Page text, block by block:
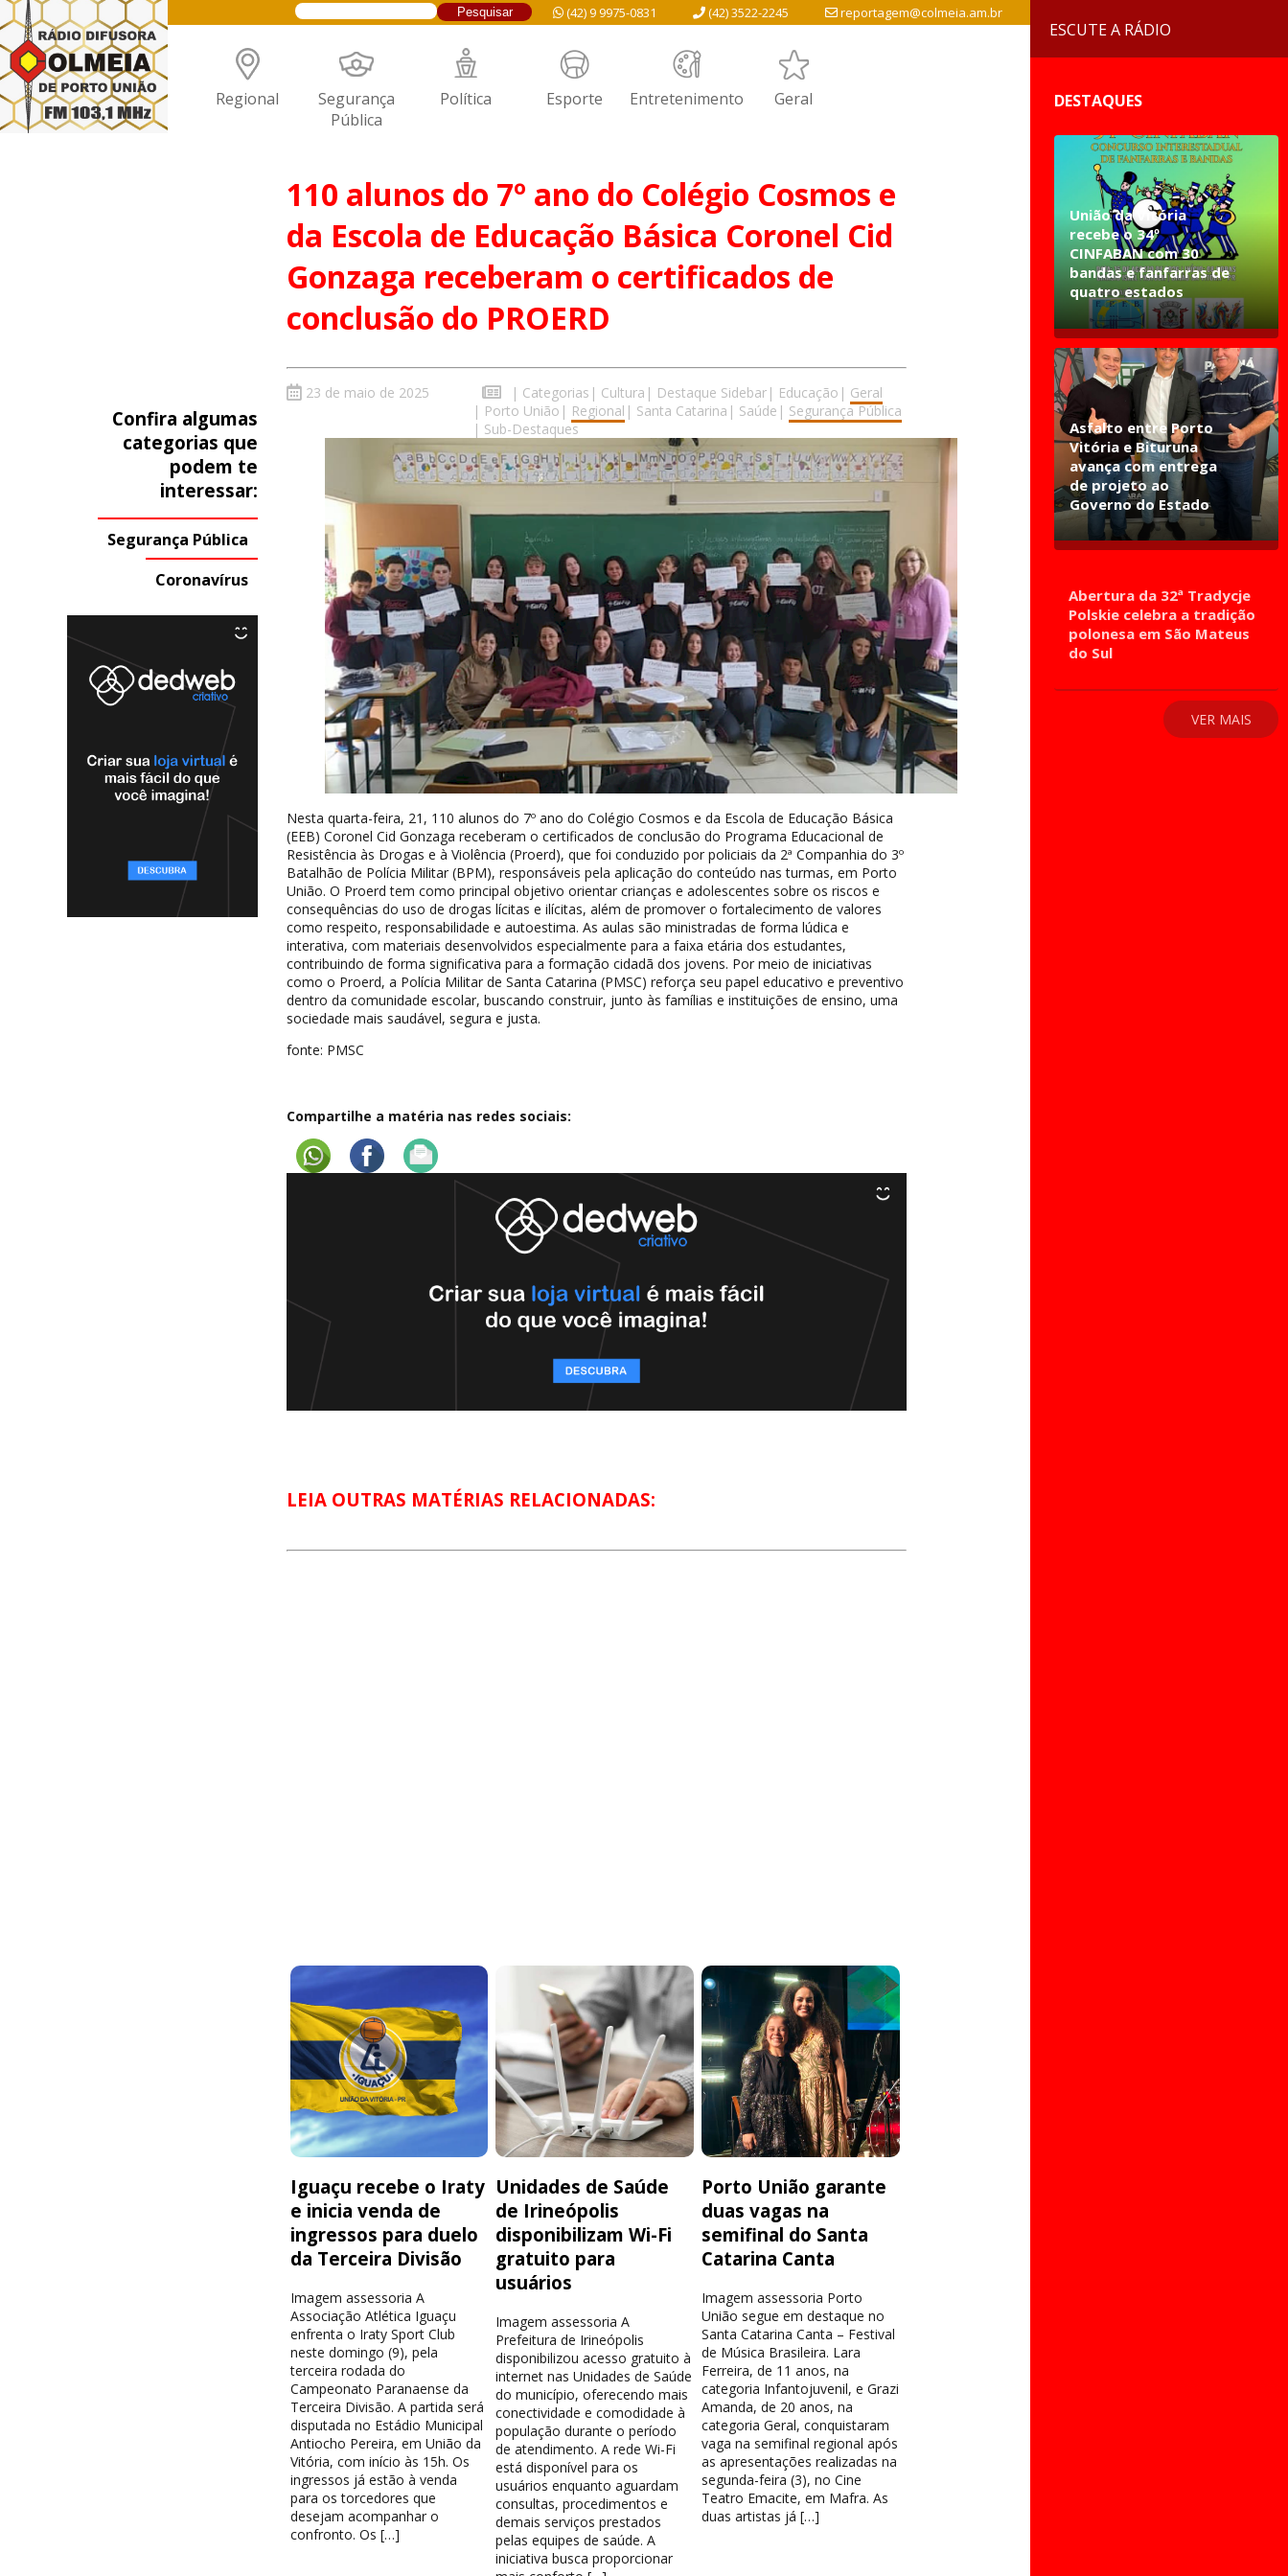
reportagem@colmeia.am.br
(42) 3522-2245
(42) 9 9975-0831
Regional Segurança
Pública
Política Esporte Entretenimento Geral
110 alunos do 7º ano do Colégio Cosmos e
da Escola de Educação Básica Coronel Cid
Gonzaga receberam o certificados de
conclusão do PROERD
Confira algumas
categorias que
podem te
interessar:
Segurança Pública
Coronavírus
23 de maio de 2025 | Categorias | Cultura | Destaque Sidebar| Educação | Geral
| Porto União | Regional | Santa Catarina | Saúde | Segurança Pública
| Sub-Destaques
Nesta quarta-feira, 21, 110 alunos do 7º ano do Colégio Cosmos e da Escola de Educação Básica
(EEB) Coronel Cid Gonzaga receberam o certificados de conclusão do Programa Educacional de
Resistência às Drogas e à Violência (Proerd), que foi conduzido por policiais da 2ª Companhia do 3º
Batalhão de Polícia Militar (BPM), responsáveis pela aplicação do conteúdo nas turmas, em Porto
União. O Proerd tem como principal objetivo orientar crianças e adolescentes sobre os riscos e
consequências do uso de drogas lícitas e ilícitas, além de promover o fortalecimento de valores
como respeito, responsabilidade e autoestima. As aulas são ministradas de forma lúdica e
interativa, com materiais desenvolvidos especialmente para a faixa etária dos estudantes,
contribuindo de forma significativa para a formação cidadã dos jovens. Por meio de iniciativas
como o Proerd, a Polícia Militar de Santa Catarina (PMSC) reforça seu papel educativo e preventivo
dentro da comunidade escolar, buscando construir, junto às famílias e instituições de ensino, uma
sociedade mais saudável, segura e justa.
fonte: PMSC
Compartilhe a matéria nas redes sociais:
LEIA OUTRAS MATÉRIAS RELACIONADAS:
Iguaçu recebe o Iraty
e inicia venda de
ingressos para duelo
da Terceira Divisão
Imagem assessoria A
Associação Atlética Iguaçu
enfrenta o Iraty Sport Club
neste domingo (9), pela
terceira rodada do
Campeonato Paranaense da
Terceira Divisão. A partida será
disputada no Estádio Municipal
Antiocho Pereira, em União da
Vitória, com início às 15h. Os
ingressos já estão à venda
para os torcedores que
desejam acompanhar o
confronto. Os […]
Unidades de Saúde
de Irineópolis
disponibilizam Wi-Fi
gratuito para
usuários
Imagem assessoria A
Prefeitura de Irineópolis
disponibilizou acesso gratuito à
internet nas Unidades de Saúde
do município, oferecendo mais
conectividade e comodidade à
população durante o período
de atendimento. A rede Wi-Fi
está disponível para os
usuários enquanto aguardam
consultas, procedimentos e
demais serviços prestados
pelas equipes de saúde. A
iniciativa busca proporcionar
Porto União garante
duas vagas na
semifinal do Santa
Catarina Canta
Imagem assessoria Porto
União segue em destaque no
Santa Catarina Canta – Festival
de Música Brasileira. Lara
Ferreira, de 11 anos, na
categoria Infantojuvenil, e Grazi
Amanda, de 20 anos, na
categoria Geral, conquistaram
vaga na semifinal regional após
as apresentações realizadas na
segunda-feira (3), no Cine
Teatro Emacite, em Mafra. As
duas artistas já […]
ESCUTE A RÁDIO
DESTAQUES
União da Vitória
recebe o 34º
CINFABAN com 30
bandas e fanfarras de
quatro estados
Asfalto entre Porto
Vitória e Bituruna
avança com entrega
de projeto ao
Governo do Estado
Abertura da 32ª Tradycje
Polskie celebra a tradição
polonesa em São Mateus
do Sul
VER MAIS